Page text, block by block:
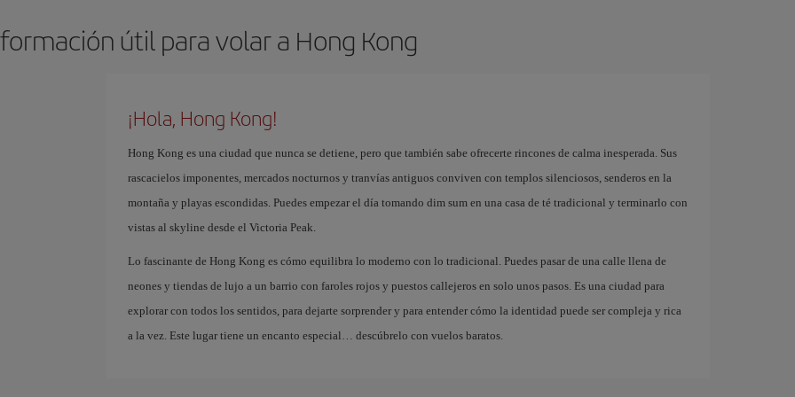
útil para volar a Hong Kong
¡Hola, Hong Kong!
Hong Kong es una ciudad que nunca se detiene, pero que también sabe ofrecerte rincones de calma inesperada. Sus
rascacielos imponentes, mercados nocturnos y tranvías antiguos conviven con templos silenciosos, senderos en la
montaña y playas escondidas. Puedes empezar el día tomando dim sum en una casa de té tradicional y terminarlo con
vistas al skyline desde el Victoria Peak.
Lo fascinante de Hong Kong es cómo equilibra lo moderno con lo tradicional. Puedes pasar de una calle llena de
neones y tiendas de lujo a un barrio con faroles rojos y puestos callejeros en solo unos pasos. Es una ciudad para
explorar con todos los sentidos, para dejarte sorprender y para entender cómo la identidad puede ser compleja y rica
a la vez. Este lugar tiene un encanto especial… descúbrelo con vuelos baratos.